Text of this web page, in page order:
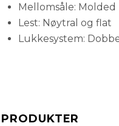
40,5
Mellomsåle:
Lest: Nøytral og flat
Lukkesystem: